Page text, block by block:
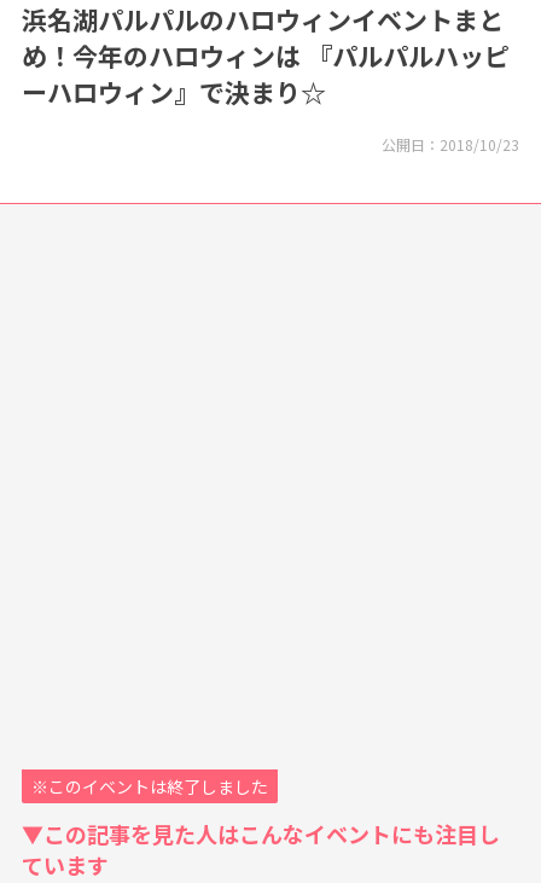
浜名湖パルパルのハロウィンイベントまと
め！今年のハロウィンは 『パルパルハッピ
ーハロウィン』で決まり☆
公開日： 2018/10/23
※このイベントは終了しました
▼この記事を見た人はこんなイベントにも注目し
ています